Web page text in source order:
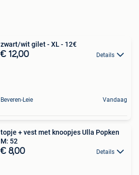
zwart/wit gilet - XL - 12€
€ 12,00 Details
Beveren-Leie Vandaag
topje + vest met knoopjes Ulla Popken
M: 52
€ 8,00 Details